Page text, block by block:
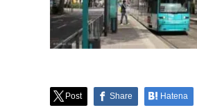
Post Share Hatena